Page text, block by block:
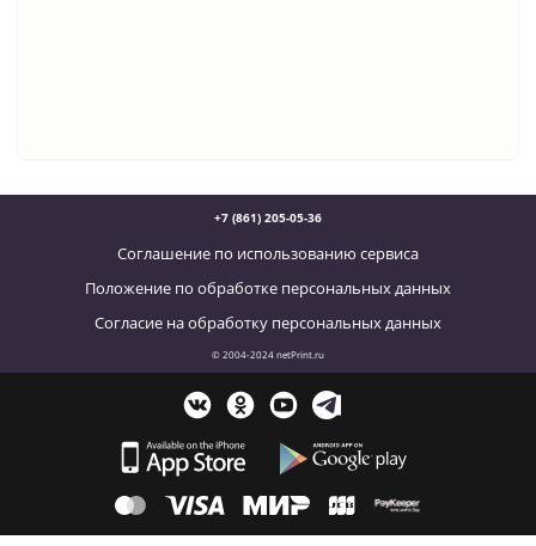
+7 (861) 205-05-36
Соглашение по использованию сервиса
Положение по обработке персональных данных
Согласие на обработку персональных данных
© 2004-2024 netPrint.ru